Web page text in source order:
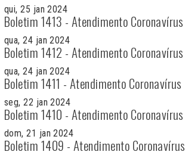
qui, 25 jan 2024
Boletim 1413 - Atendimento Coronavírus
qua, 24 jan 2024
Boletim 1412 - Atendimento Coronavírus
qua, 24 jan 2024
Boletim 1411 - Atendimento Coronavírus
seg, 22 jan 2024
Boletim 1410 - Atendimento Coronavírus
dom, 21 jan 2024
Boletim 1409 - Atendimento Coronavírus